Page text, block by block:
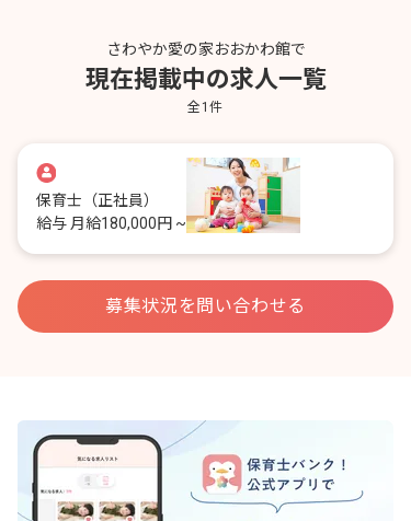
さわやか愛の家おおかわ館で
現在掲載中の求人一覧
全 1件
保育士 （正社員）
給与 月給180,000円 ~
募集状況を問い合わせる